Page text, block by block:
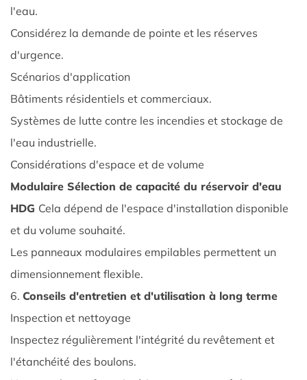
pour
le
stockage
de
lutte
contre
les
incendies
4.2
et
applications
de
conception
4.3
de
cas
l'eau.
Considérez la demande de pointe et les réserves
d'urgence.
Scénarios d'application
Bâtiments résidentiels et commerciaux.
Systèmes de lutte contre les incendies et stockage de
l'eau industrielle.
Considérations d'espace et de volume
Modulaire Sélection de capacité du réservoir d'eau
HDG Cela dépend de l'espace d'installation disponible
et du volume souhaité.
Les panneaux modulaires empilables permettent un
dimensionnement flexible.
6. Conseils d'entretien et d'utilisation à long terme
Inspection et nettoyage
Inspectez régulièrement l'intégrité du revêtement et
l'étanchéité des boulons.